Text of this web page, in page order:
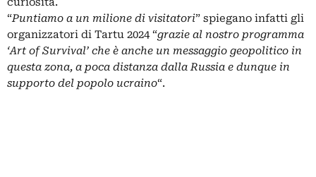
“Puntiamo a un milione di visitatori” spiegano infatti gli
organizzatori di Tartu 2024“grazie al nostro programma
‘Art of Survival’ che è anche un messaggio geopolitico in
questa zona, a poca distanza dalla Russia e dunque in
supporto del popolo ucraino“.